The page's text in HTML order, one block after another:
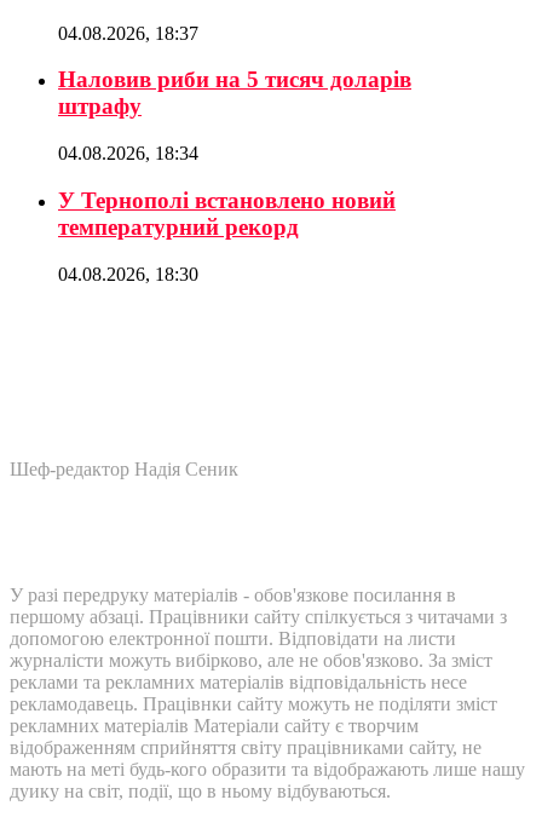
04.08.2026, 18:37
Наловив риби на 5 тисяч доларів
штрафу
04.08.2026, 18:34
У Тернополі встановлено новий
температурний рекорд
04.08.2026, 18:30
Шеф-редактор Надія Сеник
У разі передруку матеріалів - обов'язкове посилання в
першому абзаці. Працівники сайту спілкується з читачами з
допомогою електронної пошти. Відповідати на листи
журналісти можуть вибірково, але не обов'язково. За зміст
реклами та рекламних матеріалів відповідальність несе
рекламодавець. Працівнки сайту можуть не поділяти зміст
рекламних матеріалів Матеріали сайту є творчим
відображенням сприйняття світу працівниками сайту, не
мають на меті будь-кого образити та відображають лише нашу
дуику на світ, події, що в ньому відбуваються.